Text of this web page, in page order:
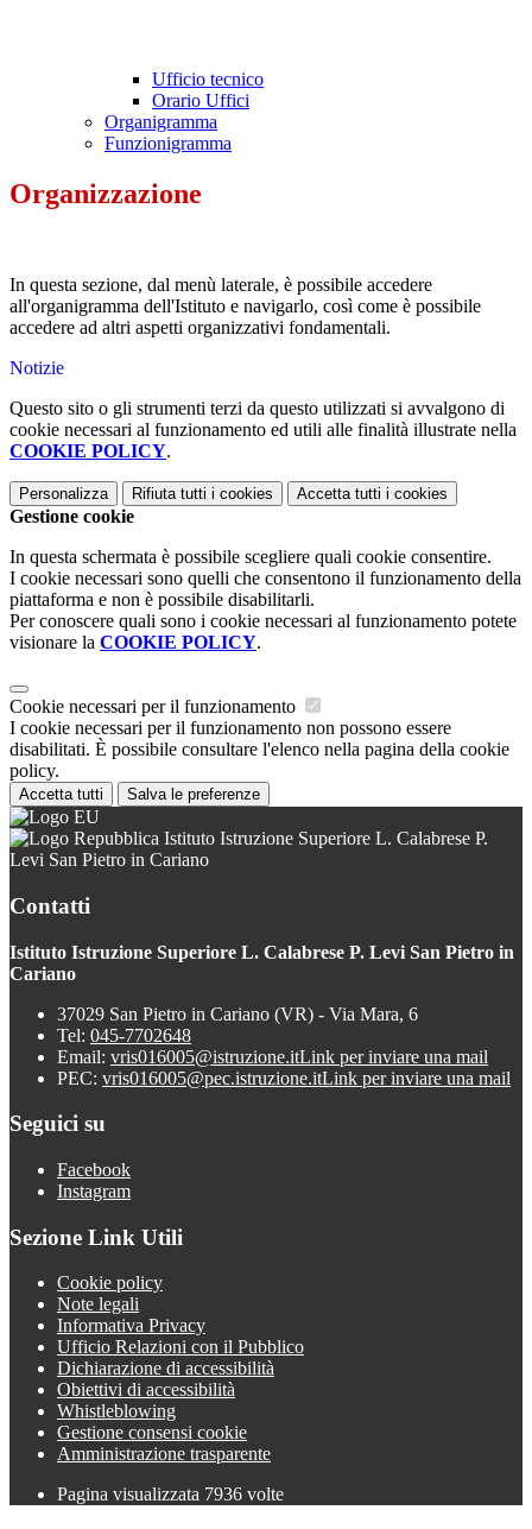
Ufficio tecnico
Orario Uffici
Organigramma
Funzionigramma
Organizzazione
In questa sezione, dal menù laterale, è possibile accedere
all'organigramma dell'Istituto e navigarlo, così come è possibile
accedere ad altri aspetti organizzativi fondamentali.
Notizie
Questo sito o gli strumenti terzi da questo utilizzati si avvalgono di
cookie necessari al funzionamento ed utili alle finalità illustrate nella
COOKIE POLICY.
Personalizza Rifiuta tutti i cookies Accetta tutti i cookies
Gestione cookie
In questa schermata è possibile scegliere quali cookie consentire.
I cookie necessari sono quelli che consentono il funzionamento della
piattaforma e non è possibile disabilitarli.
Per conoscere quali sono i cookie necessari al funzionamento potete
visionare la COOKIE POLICY.
Cookie necessari per il funzionamento
I cookie necessari per il funzionamento non possono essere
disabilitati. È possibile consultare l'elenco nella pagina della cookie
policy.
Accetta tutti Salva le preferenze
Istituto Istruzione Superiore L. Calabrese P.
Levi San Pietro in Cariano
Contatti
Istituto Istruzione Superiore L. Calabrese P. Levi San Pietro in
Cariano
37029 San Pietro in Cariano (VR) - Via Mara, 6
Tel: 045-7702648
Email: vris016005@istruzione.itLink per inviare una mail
PEC: vris016005@pec.istruzione.itLink per inviare una mail
Seguici su
Facebook
Instagram
Sezione Link Utili
Cookie policy
Note legali
Informativa Privacy
Ufficio Relazioni con il Pubblico
Dichiarazione di accessibilità
Obiettivi di accessibilità
Whistleblowing
Gestione consensi cookie
Amministrazione trasparente
Pagina visualizzata 7936 volte